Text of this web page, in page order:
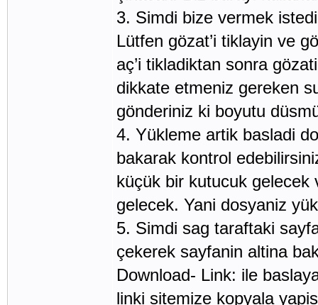
3. Simdi bize vermek
Lütfen gözat’i tiklayin ve
aç’i tikladiktan sonra
dikkate etmeniz gereken
gönderiniz ki boyutu
4. Yükleme artik basladi
bakarak kontrol
küçük bir kutucuk gelecek
gelecek. Yani dosyaniz
5. Simdi sag taraftaki
çekerek sayfanin altina
Download- Link: ile
linki sitemize kopyala